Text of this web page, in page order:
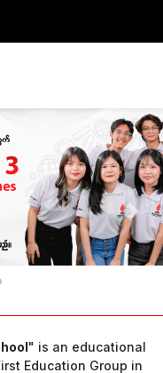
Next
" is an educational
Education Group in